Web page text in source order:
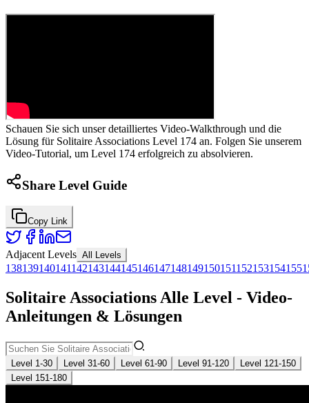
Schauen Sie sich unser detailliertes Video-Walkthrough und die
Lösung für Solitaire Associations Level 174 an. Folgen Sie unserem
Video-Tutorial, um Level 174 erfolgreich zu absolvieren.
Share Level Guide
Copy Link
Adjacent Levels All Levels
138139140141142143144145146147148149150151152153154155
Solitaire Associations Alle Level - Video-
Anleitungen & Lösungen
Level 1-30 Level 31-60 Level 61-90 Level 91-120
Level 121-150
Level 151-180